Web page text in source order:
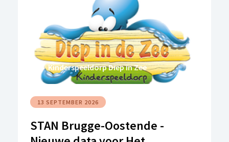
Kinderspeeldorp Diep in Zee
13 SEPTEMBER 2026
STAN Brugge-Oostende -